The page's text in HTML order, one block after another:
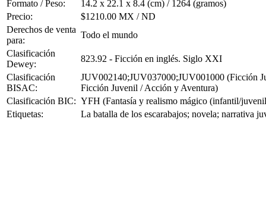
Formato / Peso:
14.2 x 22.1 x 8.4 (cm) / 1264 (gramos)
Precio:
$1210.00 MX / ND
Derechos de venta
para:
Todo el mundo
Clasificación
Dewey:
823.92 - Ficción en inglés. Siglo XXI
Clasificación
BISAC:
JUV002140;JUV037000;JUV001000 (Ficción
Ficción Juvenil / Acción y Aventura)
Clasificación BIC: YFH (Fantasía y realismo mágico (infantil/
Etiquetas:
La batalla de los escarabajos; novela; narrativa